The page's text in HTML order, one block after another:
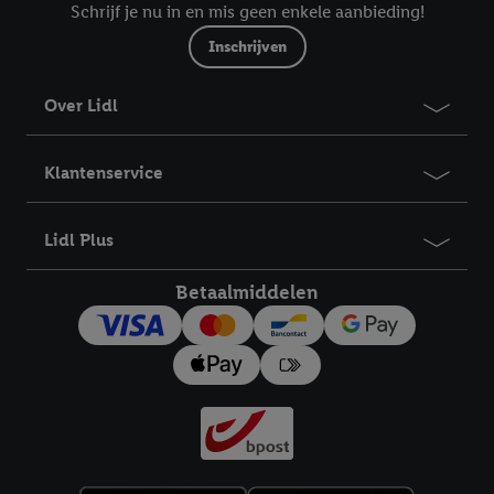
Schrijf je nu in en mis geen enkele aanbieding!
Inschrijven
Over Lidl
Klantenservice
Lidl Plus
Betaalmiddelen